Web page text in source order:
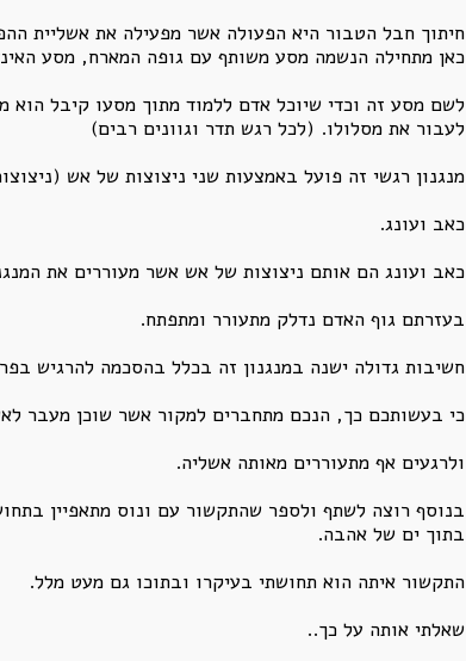
חיתוך חבל הטבור היא הפעולה אשר מפעילה את אשליית
כאן מתחילה הנשמה מסע משותף עם גופה המארח, מסע
לשם מסע זה וכדי שיוכל אדם ללמוד מתוך מסעו קיבל הוא
לעבור את מסלולו. (לכל רגש תדר וגוונים רבים)
מנגנון רגשי זה פועל באמצעות שני ניצוצות של אש
כאב ועונג.
כאב ועונג הם אותם ניצוצות של אש אשר מעוררים את
בעזרתם גוף האדם נדלק מתעורר ומתפתח.
חשיבות גדולה ישנה במנגנון זה בכלל בהסכמה להרגיש
כי בעשותכם כך, הנכם מתחברים למקור אשר שוכן מעבר
ולרגעים אף מתעוררים מאותה אשליה.
בנוסף רוצה לשתף ולספר שהתקשור עם ונוס מתאפיין
בתוך ים של אהבה.
התקשור איתה הוא תחושתי בעיקרו ובתוכו גם מעט מלל.
שאלתי אותה על כך..